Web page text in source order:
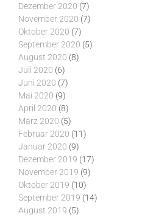
Dezember 2020 (7)
November 2020 (7)
Oktober 2020 (7)
September 2020 (5)
August 2020 (8)
Juli 2020 (6)
Juni 2020 (7)
Mai 2020 (9)
April 2020 (8)
März 2020 (5)
Februar 2020 (11)
Januar 2020 (9)
Dezember 2019 (17)
November 2019 (9)
Oktober 2019 (10)
September 2019 (14)
August 2019 (5)